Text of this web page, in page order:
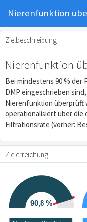
Nierenfunktion
Zielbeschreibung
Nierenfunktion
Bei mindestens 90 % der
DMP eingeschrieben
Nierenfunktion überprüft
operationalisiert über die
Filtrationsrate (vorher:
Zielerreichung
90,8 %